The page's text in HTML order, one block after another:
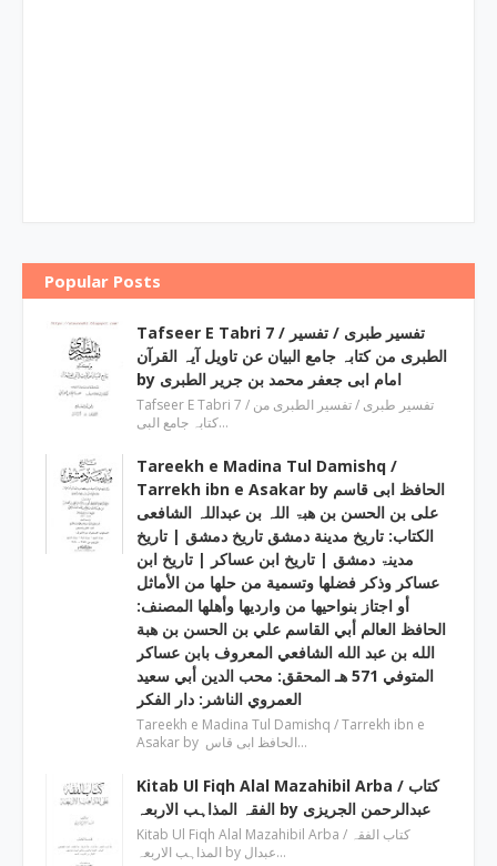
Popular Posts
Tafseer E Tabri 7 / تفسیر طبری / تفسیر
الطبری من کتابہ جامع البیان عن تاویل آیہ القرآن
by امام ابی جعفر محمد بن جریر الطبری
Tafseer E Tabri 7 / تفسیر طبری / تفسیر الطبری من
کتابہ جامع البی…
Tareekh e Madina Tul Damishq /
Tarrekh ibn e Asakar by الحافظ ابی قاسم
علی بن الحسن بن ھبۃ اللہ بن عبداللہ الشافعی
الكتاب: تاريخ مدينة دمشق تاريخ دمشق | تاریخ
مدینۃ دمشق | تاریخ ابن عساکر | تاريخ ابن
عساكر وذكر فضلها وتسمية من حلها من الأماثل
أو اجتاز بنواحيها من وارديها وأهلها المصنف:
الحافظ العالم أبي القاسم علي بن الحسن بن هبة
الله بن عبد الله الشافعي المعروف بابن عساكر
المتوفي 571 هـ المحقق: محب الدين أبي سعيد
العمروي الناشر: دار الفكر
Tareekh e Madina Tul Damishq / Tarrekh ibn e
Asakar by الحافظ ابی قاس…
Kitab Ul Fiqh Alal Mazahibil Arba / کتاب
الفقہ المذاہب الاربعہ by عبدالرحمن الجریزی
Kitab Ul Fiqh Alal Mazahibil Arba / کتاب الفقہ
المذاہب الاربعہ by عبدال…